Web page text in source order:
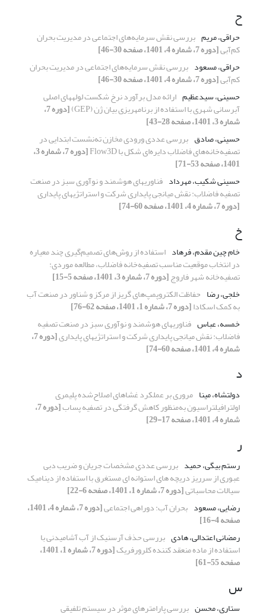
ح
حراقی، مریم بررسی نقش سرمایه‌های اجتماعی در مدیریت بحران
کم‌آبی[دوره 7، شماره 4، 1401، صفحه 30-46]
حراقی، مسعود بررسی نقش سرمایه‌های اجتماعی در مدیریت بحران
کم‌آبی[دوره 7، شماره 4، 1401، صفحه 30-46]
حسینی، سیدعظیم
ارائه مدل برآورد نرخ شکست لوله‎های اصلی
آب‎رسانی شهری با استفاده از برنامه‎ریزی بیان ژن (GEP) [دوره 7،
شماره 3، 1401، صفحه 28-43]
حسینی، صادق بررسی عددی ورودی مخازن ته‌نشست ابتدایی در
تصفیه‌خانه‌های فاضلاب دایره‌ای شکل با Flow3D [دوره 7، شماره 3،
1401، صفحه 53-71]
حسینی شکیب، مهرداد
فناوری‎های هوشمند و نوآوری سبز در صنعت
تصفیه فاضلاب: نقش میانجی پایداری شرکت و استراتژی‎های پایداری
[دوره 7، شماره 4، 1401، صفحه 60-74]
خ
خام چین مقدم، فرهاد استفاده از روش‌های تصمیم‌گیری چند معیاره
در انتخاب موقعیت مناسب تصفیه‌خانه فاضلاب، مطالعه موردی:
تصفیه‌خانه شهر فاروج[دوره 7، شماره 3، 1401، صفحه 5-15]
خلجی، رضا حفاظت الکتروپمپ‌های گریز از مرکز و شناور در صنعت آب
به کمک اسکادا[دوره 7، شماره 1، 1401، صفحه 62-76]
خمسه، عباس
فناوری‎های هوشمند و نوآوری سبز در صنعت تصفیه
فاضلاب: نقش میانجی پایداری شرکت و استراتژی‎های پایداری [دوره 7،
شماره 4، 1401، صفحه 60-74]
د
دولتشاه، مینا مروری بر عملکرد غشاهای اصلاح‌شده پلیمری
اولترافیلتراسیون به‌منظور کاهش گرفتگی در تصفیه پساب [دوره 7،
شماره 4، 1401، صفحه 17-29]
ر
رستم بیگی، حمید بررسی عددی مشخصات جریان و ضریب دبی
عبوری از سرریز دریچه های استوانه ای مستغرق با استفاده از دینامیک
سیالات محاسباتی[دوره 7، شماره 1، 1401، صفحه 6-22]
رضایی، مسعود بحران آب: دوراهی اجتماعی [دوره 7، شماره 4، 1401،
صفحه 4-16]
رمضانی اعتدالی، هادی بررسی حذف آرسنیک از آب آشامیدنی با
استفاده از ماده منعقد کننده کلرورفریک [دوره 7، شماره 1، 1401،
صفحه 55-61]
س
ستاری، محسن بررسی پارامترهای موثر در سیستم تلفیقی